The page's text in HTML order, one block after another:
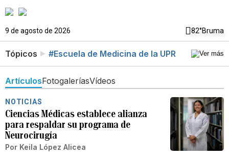
9 de agosto de 2026 82°Bruma
Tópicos #Escuela de Medicina de la UPR
ArtículosFotogaleríasVídeos
NOTICIAS
Ciencias Médicas establece alianza
para respaldar su programa de
Neurocirugía
Por Keila López Alicea